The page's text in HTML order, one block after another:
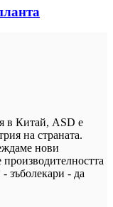
в Китай, ASD е
на страната.
нови
зъболекари - да